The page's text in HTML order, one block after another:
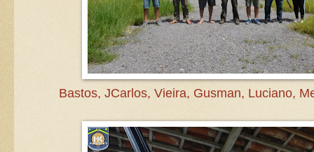
Bastos, JCarlos, Vieira, Gusman, Luciano,